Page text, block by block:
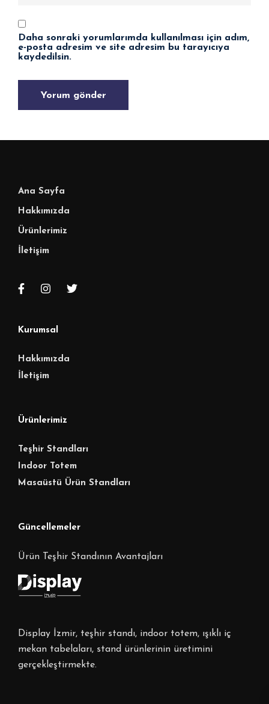
Daha sonraki yorumlarımda kullanılması için adım,
e-posta adresim ve site adresim bu tarayıcıya
kaydedilsin.
Ana Sayfa
Hakkımızda
Ürünlerimiz
İletişim
Kurumsal
Hakkımızda
İletişim
Ürünlerimiz
Teşhir Standları
Indoor Totem
Masaüstü Ürün Standları
Güncellemeler
Ürün Teşhir Standının Avantajları
Display İzmir, teşhir standı, indoor totem, ışıklı iç
mekan tabelaları, stand ürünlerinin üretimini
gerçekleştirmekte.